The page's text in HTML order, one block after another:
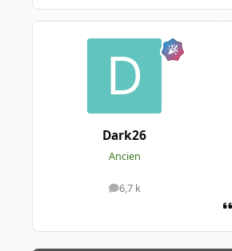
Dark26
Ancien
6,7 k
messages